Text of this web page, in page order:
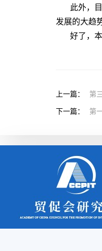
此外，
发展的大趋
好了，
上一篇： 第
下一篇： 第